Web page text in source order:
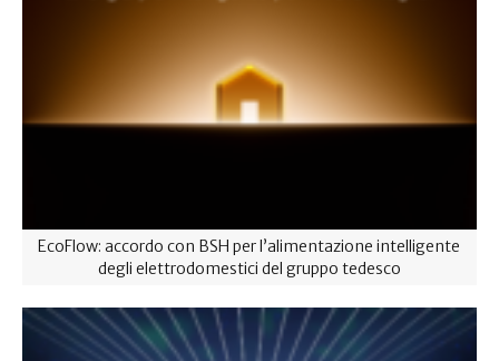
EcoFlow: accordo con BSH per l’alimentazione intelligente
degli elettrodomestici del gruppo tedesco